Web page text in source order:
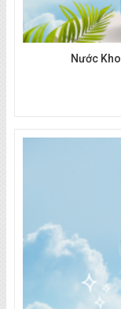
Nước khoáng
Nước